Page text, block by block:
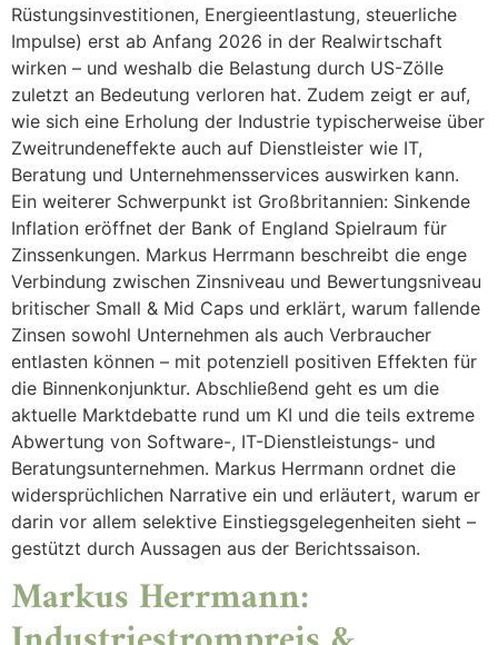
Rüstungsinvestitionen, Energieentlastung, steuerliche
Impulse) erst ab Anfang 2026 in der Realwirtschaft
wirken – und weshalb die Belastung durch US-Zölle
zuletzt an Bedeutung verloren hat. Zudem zeigt er auf,
wie sich eine Erholung der Industrie typischerweise über
Zweitrundeneffekte auch auf Dienstleister wie IT,
Beratung und Unternehmensservices auswirken kann.
Ein weiterer Schwerpunkt ist Großbritannien: Sinkende
Inflation eröffnet der Bank of England Spielraum für
Zinssenkungen. Markus Herrmann beschreibt die enge
Verbindung zwischen Zinsniveau und Bewertungsniveau
britischer Small & Mid Caps und erklärt, warum fallende
Zinsen sowohl Unternehmen als auch Verbraucher
entlasten können – mit potenziell positiven Effekten für
die Binnenkonjunktur. Abschließend geht es um die
aktuelle Marktdebatte rund um KI und die teils extreme
Abwertung von Software-, IT-Dienstleistungs- und
Beratungsunternehmen. Markus Herrmann ordnet die
widersprüchlichen Narrative ein und erläutert, warum er
darin vor allem selektive Einstiegsgelegenheiten sieht –
gestützt durch Aussagen aus der Berichtssaison.
Markus Herrmann: